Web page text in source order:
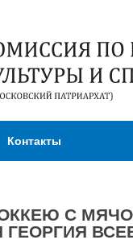
Контакты
С
ГЕОРГИЯ